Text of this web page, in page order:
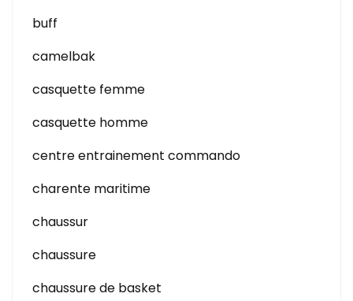
buff
camelbak
casquette femme
casquette homme
centre entrainement commando
charente maritime
chaussur
chaussure
chaussure de basket